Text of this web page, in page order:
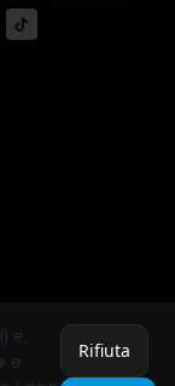
e,
e
Rifiuta